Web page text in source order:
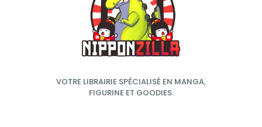
VOTRE LIBRAIRIE SPÉCIALISÉ EN MANGA,
FIGURINE ET GOODIES.